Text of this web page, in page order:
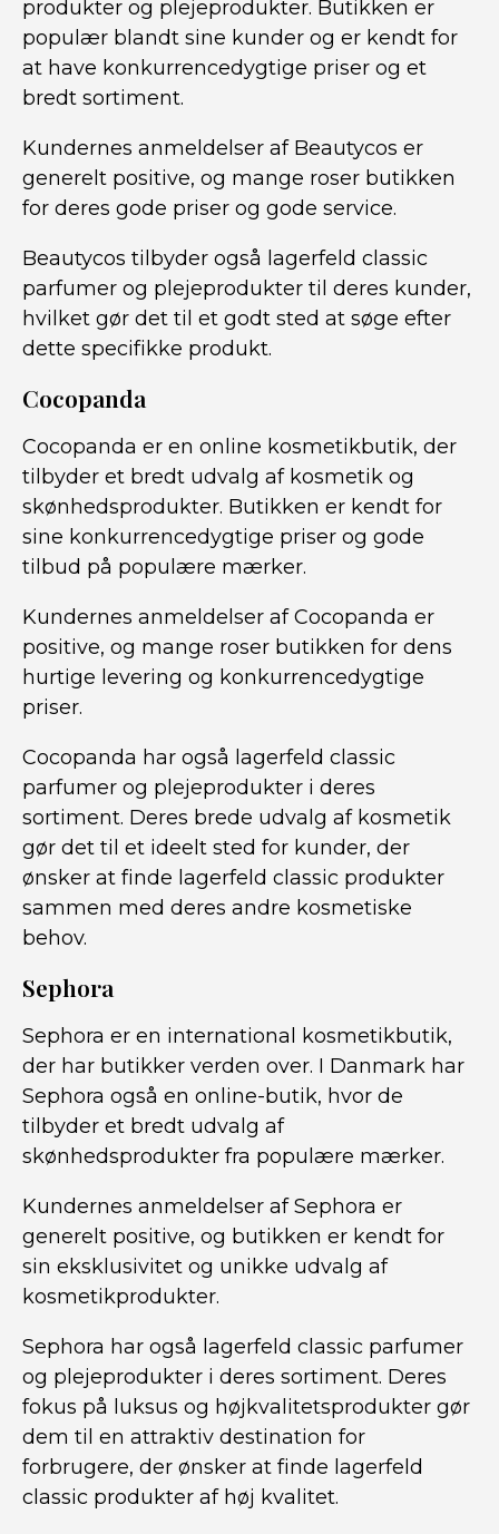
produkter og plejeprodukter. Butikken er
populær blandt sine kunder og er kendt for
at have konkurrencedygtige priser og et
bredt sortiment.
Kundernes anmeldelser af Beautycos er
generelt positive, og mange roser butikken
for deres gode priser og gode service.
Beautycos tilbyder også lagerfeld classic
parfumer og plejeprodukter til deres kunder,
hvilket gør det til et godt sted at søge efter
dette specifikke produkt.
Cocopanda
Cocopanda er en online kosmetikbutik, der
tilbyder et bredt udvalg af kosmetik og
skønhedsprodukter. Butikken er kendt for
sine konkurrencedygtige priser og gode
tilbud på populære mærker.
Kundernes anmeldelser af Cocopanda er
positive, og mange roser butikken for dens
hurtige levering og konkurrencedygtige
priser.
Cocopanda har også lagerfeld classic
parfumer og plejeprodukter i deres
sortiment. Deres brede udvalg af kosmetik
gør det til et ideelt sted for kunder, der
ønsker at finde lagerfeld classic produkter
sammen med deres andre kosmetiske
behov.
Sephora
Sephora er en international kosmetikbutik,
der har butikker verden over. I Danmark har
Sephora også en online-butik, hvor de
tilbyder et bredt udvalg af
skønhedsprodukter fra populære mærker.
Kundernes anmeldelser af Sephora er
generelt positive, og butikken er kendt for
sin eksklusivitet og unikke udvalg af
kosmetikprodukter.
Sephora har også lagerfeld classic parfumer
og plejeprodukter i deres sortiment. Deres
fokus på luksus og højkvalitetsprodukter gør
dem til en attraktiv destination for
forbrugere, der ønsker at finde lagerfeld
classic produkter af høj kvalitet.